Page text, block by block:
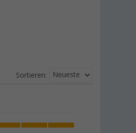
Sortieren: Neueste